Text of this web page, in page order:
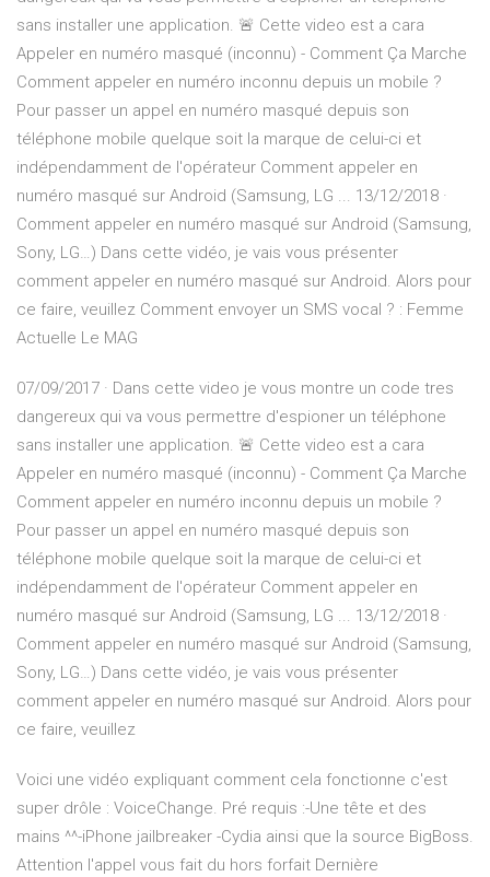
sans installer une application. 🚨 Cette video est a cara
Appeler en numéro masqué (inconnu) - Comment Ça Marche
Comment appeler en numéro inconnu depuis un mobile ?
Pour passer un appel en numéro masqué depuis son
téléphone mobile quelque soit la marque de celui-ci et
indépendamment de l'opérateur Comment appeler en
numéro masqué sur Android (Samsung, LG ... 13/12/2018 ·
Comment appeler en numéro masqué sur Android (Samsung,
Sony, LG…) Dans cette vidéo, je vais vous présenter
comment appeler en numéro masqué sur Android. Alors pour
ce faire, veuillez Comment envoyer un SMS vocal ? : Femme
Actuelle Le MAG
07/09/2017 · Dans cette video je vous montre un code tres
dangereux qui va vous permettre d'espioner un téléphone
sans installer une application. 🚨 Cette video est a cara
Appeler en numéro masqué (inconnu) - Comment Ça Marche
Comment appeler en numéro inconnu depuis un mobile ?
Pour passer un appel en numéro masqué depuis son
téléphone mobile quelque soit la marque de celui-ci et
indépendamment de l'opérateur Comment appeler en
numéro masqué sur Android (Samsung, LG ... 13/12/2018 ·
Comment appeler en numéro masqué sur Android (Samsung,
Sony, LG…) Dans cette vidéo, je vais vous présenter
comment appeler en numéro masqué sur Android. Alors pour
ce faire, veuillez
Voici une vidéo expliquant comment cela fonctionne c'est
super drôle : VoiceChange. Pré requis :-Une tête et des
mains ^^-iPhone jailbreaker -Cydia ainsi que la source BigBoss.
Attention l'appel vous fait du hors forfait Dernière